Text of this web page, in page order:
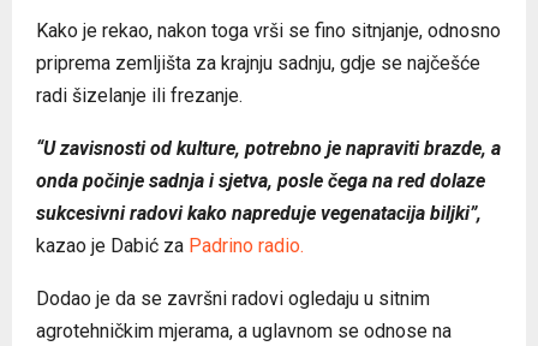
Kako je rekao, nakon toga vrši se fino sitnjanje, odnosno
priprema zemljišta za krajnju sadnju, gdje se najčešće
radi šizelanje ili frezanje.
“U zavisnosti od kulture, potrebno je napraviti brazde, a
onda počinje sadnja i sjetva, posle čega na red dolaze
sukcesivni radovi kako napreduje vegenatacija biljki”,
kazao je Dabić za Padrino radio.
Dodao je da se završni radovi ogledaju u sitnim
agrotehničkim mjerama, a uglavnom se odnose na